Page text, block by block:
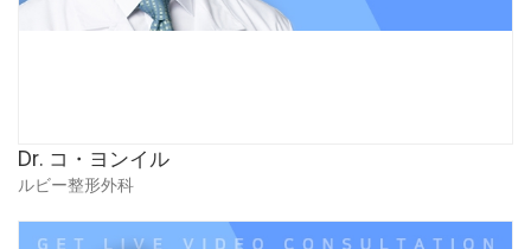
Dr. コ・ヨンイル
ルビー整形外科